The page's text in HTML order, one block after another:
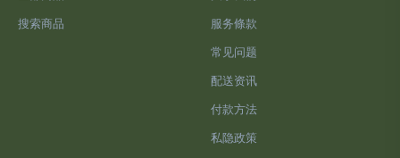
搜索商品
服务條款
常见问题
配送资讯
付款方法
私隐政策